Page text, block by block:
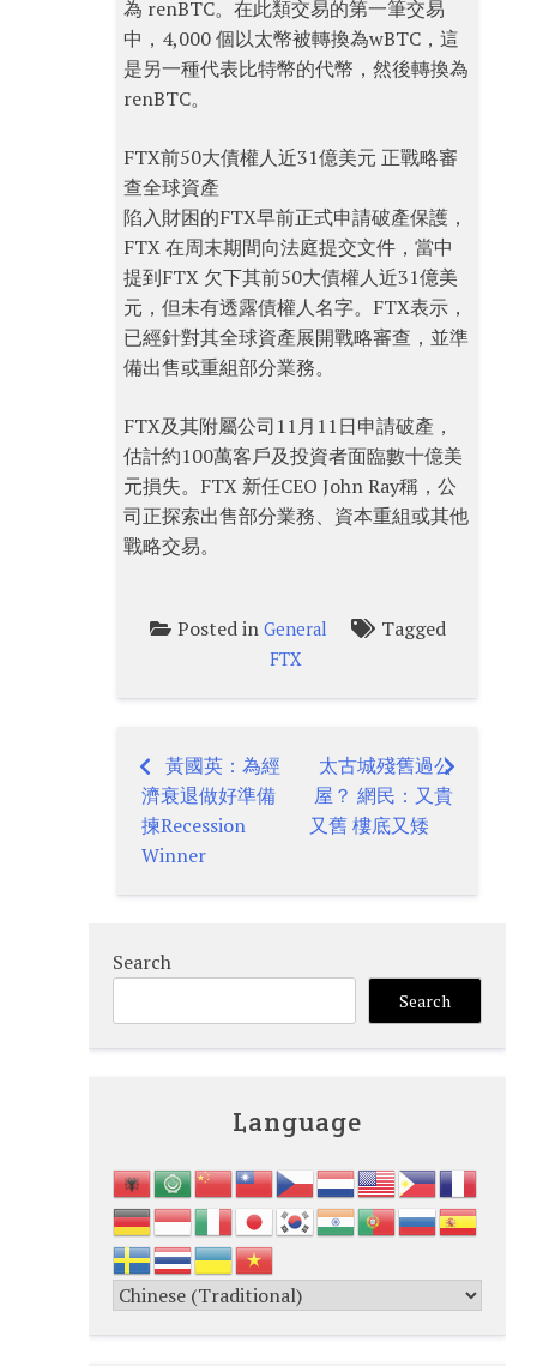
為 renBTC。在此類交易的第一筆交易
中，4,000 個以太幣被轉換為wBTC，這
是另一種代表比特幣的代幣，然後轉換為
renBTC。
FTX前50大債權人近31億美元 正戰略審
查全球資產
陷入財困的FTX早前正式申請破產保護，
FTX 在周末期間向法庭提交文件，當中
提到FTX 欠下其前50大債權人近31億美
元，但未有透露債權人名字。FTX表示，
已經針對其全球資產展開戰略審查，並準
備出售或重組部分業務。
FTX及其附屬公司11月11日申請破產，
估計約100萬客戶及投資者面臨數十億美
元損失。FTX 新任CEO John Ray稱，公
司正探索出售部分業務、資本重組或其他
戰略交易。
Posted in General Tagged
FTX
Post
navigation
黃國英：為經
濟衰退做好準備
揀Recession
Winner
太古城殘舊過公
屋？ 網民：又貴
又舊 樓底又矮
Search
Search
Language